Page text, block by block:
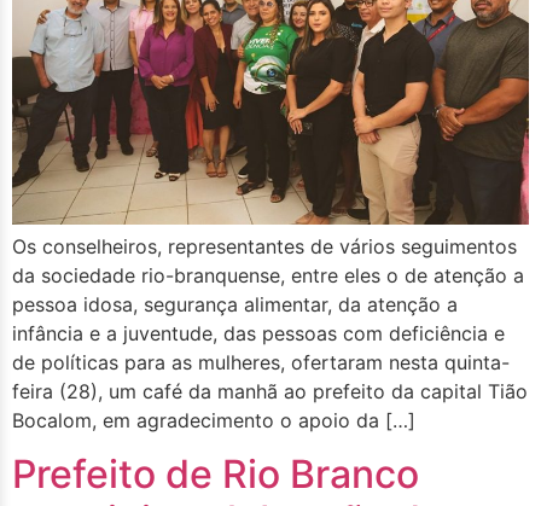
Os conselheiros, representantes de vários seguimentos
da sociedade rio-branquense, entre eles o de atenção a
pessoa idosa, segurança alimentar, da atenção a
infância e a juventude, das pessoas com deficiência e
de políticas para as mulheres, ofertaram nesta quinta-
feira (28), um café da manhã ao prefeito da capital Tião
Bocalom, em agradecimento o apoio da […]
Prefeito de Rio Branco